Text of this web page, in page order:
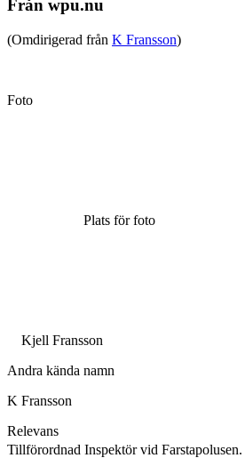
Från wpu.nu
(Omdirigerad från K Fransson)
Foto
Plats för foto
Kjell Fransson
Andra kända namn
K Fransson
Relevans
Tillförordnad Inspektör vid Farstapolusen.